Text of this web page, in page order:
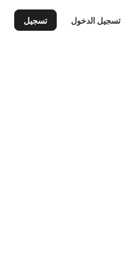
تسجيل الدخول تسجيل